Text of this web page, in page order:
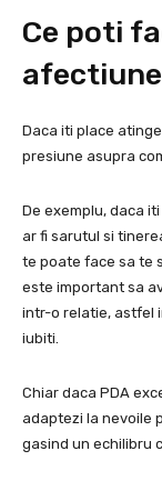
Ce poti
Daca iti place
presiune asupra
De exemplu, daca
ar fi sarutul si
te poate face sa te
este important sa
intr-o relatie, astfel
iubiti.
Chiar daca PDA
adaptezi la nevoile
gasind un echilibru